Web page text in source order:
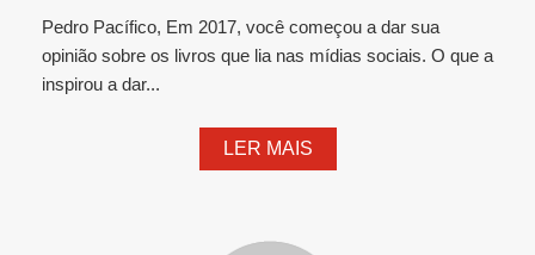
Pedro Pacífico, Em 2017, você começou a dar sua
opinião sobre os livros que lia nas mídias sociais. O que a
inspirou a dar...
LER MAIS